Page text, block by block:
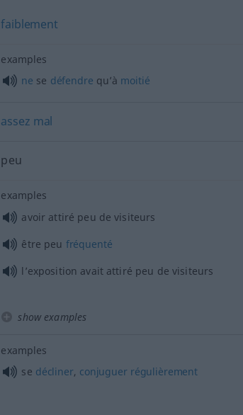
faiblement
examples
ne se défendre qu’à moitié
assez mal
peu
examples
avoir attiré peu de visiteurs
être peu fréquenté
l’exposition avait attiré peu de visiteurs
show examples
examples
se décliner, conjuguer régulièrement